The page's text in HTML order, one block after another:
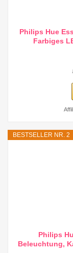
Philips Hue
Farbiges
BESTSELLER NR. 2
Philips
Beleuchtung,